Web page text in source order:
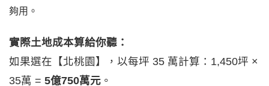
夠用。
實際土地成本算給你聽：
如果選在【北桃園】，以每坪 35 萬計算：1,450坪 ×
35萬 = 5億750萬元 。